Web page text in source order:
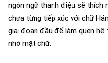
ngôn ngữ thanh điệu sẽ thích
chưa từng tiếp xúc với chữ
giai đoạn đầu để làm quen
nhớ mặt chữ.